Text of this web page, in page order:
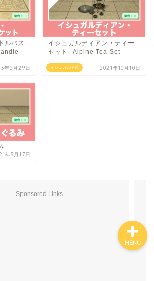
ルバス
年5月29日 イシュガルド系
イシュガルディアン・ティー
セット -Alpine Tea Set-
2021年10月10日
年8月17日
Sponsored Links
MENU
COLLECTIONと